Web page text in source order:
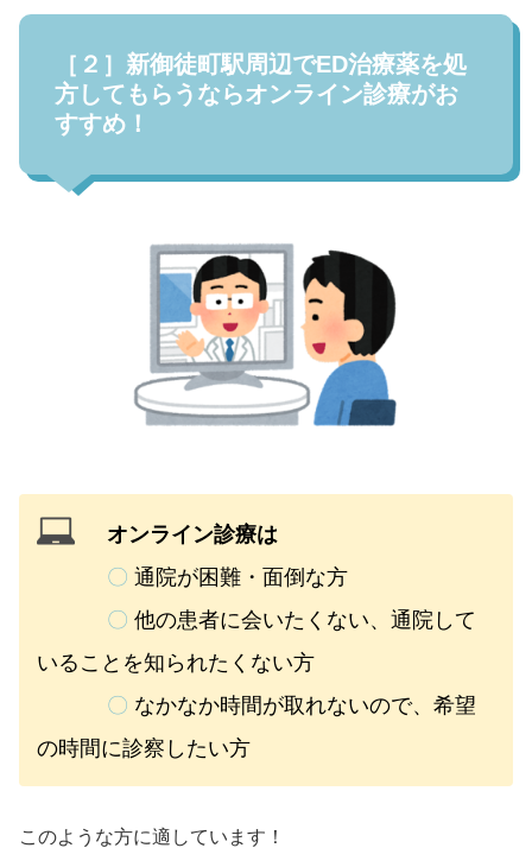
［２］新御徒町駅周辺でED治療薬を処
方してもらうならオンライン診療がお
すすめ！
オンライン診療は
〇 通院が困難・面倒な方
〇 他の患者に会いたくない、通院して
いることを知られたくない方
〇 なかなか時間が取れないので、希望
の時間に診察したい方
このような方に適しています！